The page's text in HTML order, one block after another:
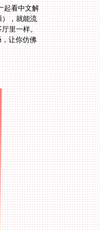
起看中文解
，就能流
客厅里一样。
让你仿佛